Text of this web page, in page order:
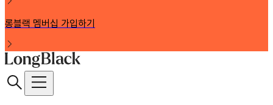
롱블랙 멤버십 가입하기